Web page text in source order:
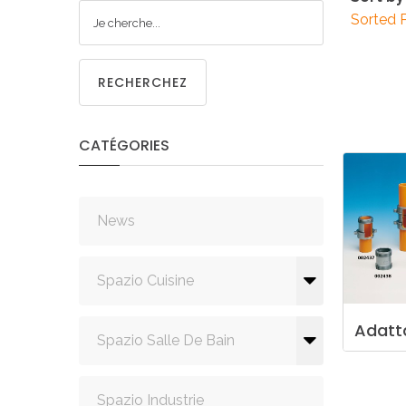
PMR
RECHERCHEZ
CATÉGORIES
News
Spazio Cuisine
Spazio Salle De Bain
Spazio Industrie
Sorted